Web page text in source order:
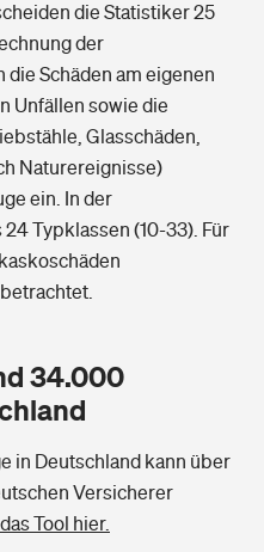
die Statistiker 25
der
Schäden am eigenen
Unfällen sowie die
Glasschäden,
Naturereignisse)
ein. In der
Typklassen (10-33). Für
34.000
in Deutschland kann über
Versicherer
Tool hier.